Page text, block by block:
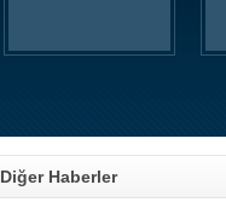
Diğer Haberler